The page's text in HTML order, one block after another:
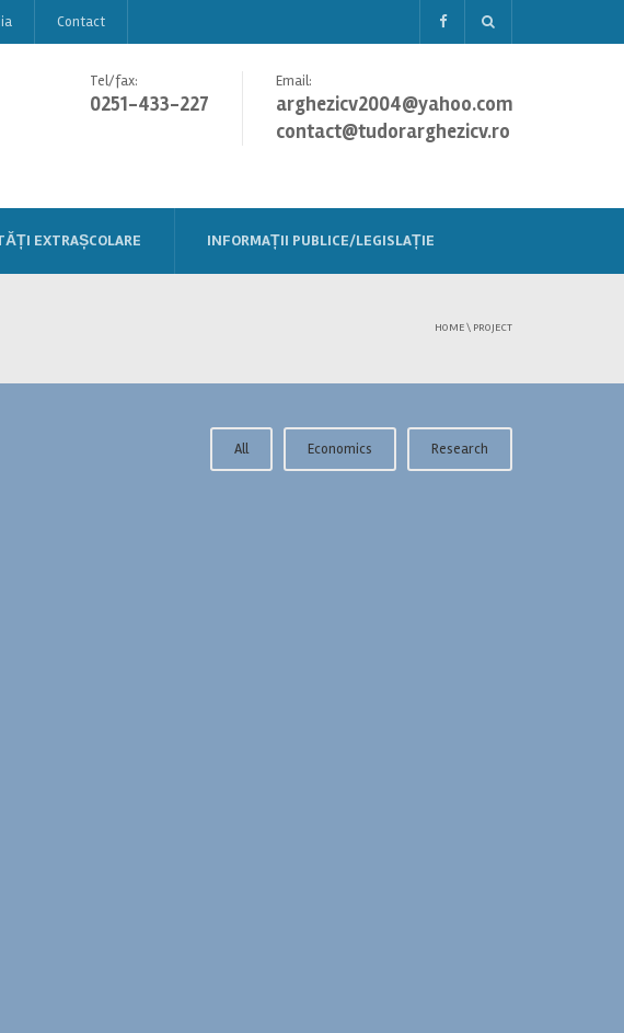
Contact
Tel/fax:
0251-433-227
Email:
arghezicv2004@yahoo.com
contact@tudorarghezicv.ro
EXTRAȘCOLARE INFORMAȚII PUBLICE/LEGISLAȚIE
HOME\ PROJECT
All Economics Research